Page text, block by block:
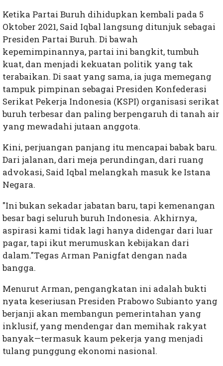
Ketika Partai Buruh dihidupkan kembali pada 5
Oktober 2021, Said Iqbal langsung ditunjuk sebagai
Presiden Partai Buruh. Di bawah
kepemimpinannya, partai ini bangkit, tumbuh
kuat, dan menjadi kekuatan politik yang tak
terabaikan. Di saat yang sama, ia juga memegang
tampuk pimpinan sebagai Presiden Konfederasi
Serikat Pekerja Indonesia (KSPI) organisasi serikat
buruh terbesar dan paling berpengaruh di tanah air
yang mewadahi jutaan anggota.
Kini, perjuangan panjang itu mencapai babak baru.
Dari jalanan, dari meja perundingan, dari ruang
advokasi, Said Iqbal melangkah masuk ke Istana
Negara.
"Ini bukan sekadar jabatan baru, tapi kemenangan
besar bagi seluruh buruh Indonesia. Akhirnya,
aspirasi kami tidak lagi hanya didengar dari luar
pagar, tapi ikut merumuskan kebijakan dari
dalam."Tegas Arman Panigfat dengan nada
bangga.
Menurut Arman, pengangkatan ini adalah bukti
nyata keseriusan Presiden Prabowo Subianto yang
berjanji akan membangun pemerintahan yang
inklusif, yang mendengar dan memihak rakyat
banyak—termasuk kaum pekerja yang menjadi
tulang punggung ekonomi nasional.